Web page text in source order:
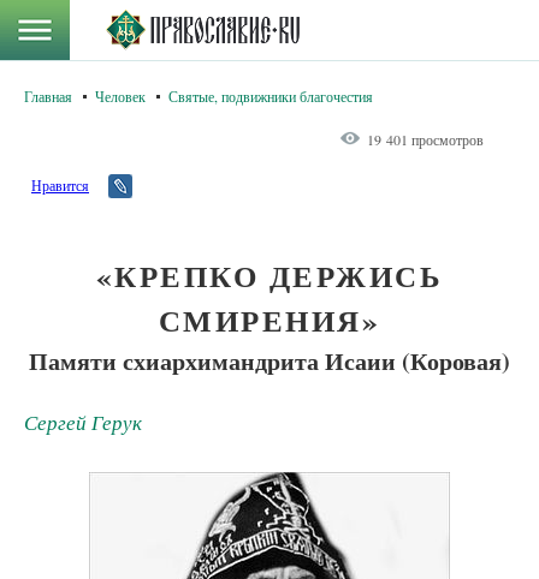
Главная Человек Святые, подвижники благочестия
19 401 просмотров
Нравится
«КРЕПКО ДЕРЖИСЬ
СМИРЕНИЯ»
Памяти схиархимандрита Исаии (Коровая)
Сергей Герук